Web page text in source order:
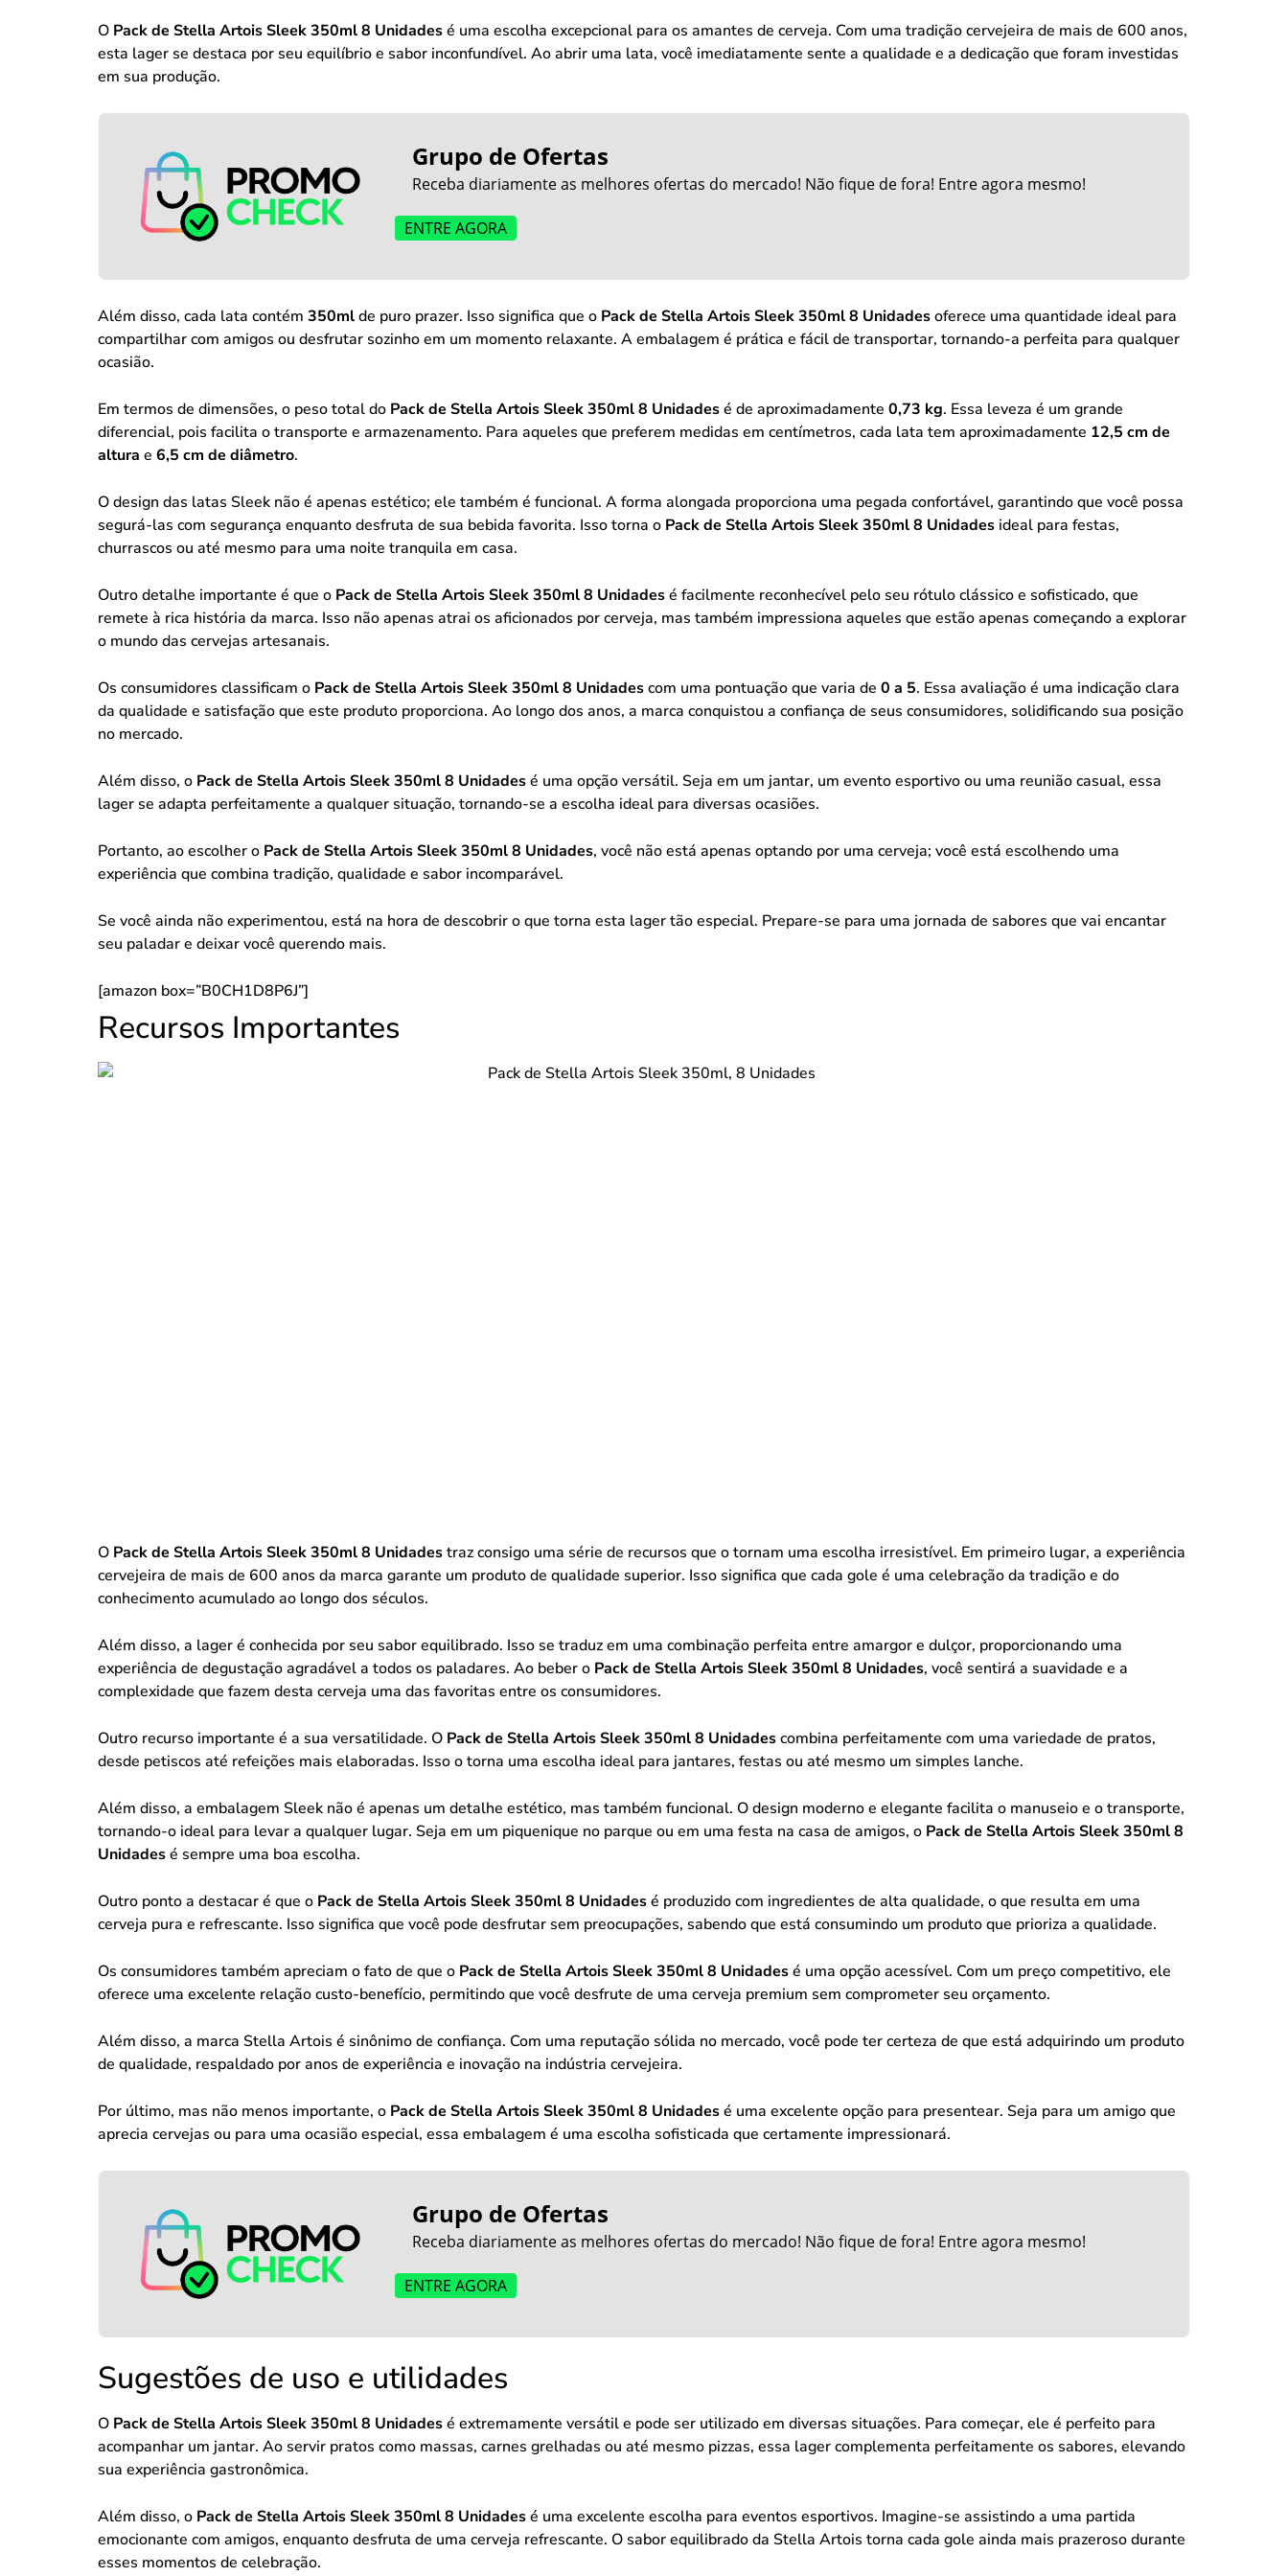
O Pack de Stella Artois Sleek 350ml 8 Unidadesé uma escolha excepcional para os amantes de cerveja. Com uma tradição cervejeira de mais de 600 anos,
esta lager se destaca por seu equilíbrio e sabor inconfundível. Ao abrir uma lata, você imediatamente sente a qualidade e a dedicação que foram investidas
em sua produção.
Grupo de Ofertas
Receba diariamente as melhores ofertas do mercado! Não fique de fora! Entre agora mesmo!
ENTRE AGORA
Além disso, cada lata contém 350mlde puro prazer. Isso significa que o Pack de Stella Artois Sleek 350ml 8 Unidadesoferece uma quantidade ideal para
compartilhar com amigos ou desfrutar sozinho em um momento relaxante. A embalagem é prática e fácil de transportar, tornando-a perfeita para qualquer
ocasião.
Em termos de dimensões, o peso total do Pack de Stella Artois Sleek 350ml 8 Unidadesé de aproximadamente 0,73 kg. Essa leveza é um grande
diferencial, pois facilita o transporte e armazenamento. Para aqueles que preferem medidas em centímetros, cada lata tem aproximadamente 12,5 cm de
altura e 6,5 cm de diâmetro.
O design das latas Sleek não é apenas estético; ele também é funcional. A forma alongada proporciona uma pegada confortável, garantindo que você possa
segurá-las com segurança enquanto desfruta de sua bebida favorita. Isso torna o Pack de Stella Artois Sleek 350ml 8 Unidades ideal para festas,
churrascos ou até mesmo para uma noite tranquila em casa.
Outro detalhe importante é que o Pack de Stella Artois Sleek 350ml 8 Unidadesé facilmente reconhecível pelo seu rótulo clássico e sofisticado, que
remete à rica história da marca. Isso não apenas atrai os aficionados por cerveja, mas também impressiona aqueles que estão apenas começando a explorar
o mundo das cervejas artesanais.
Os consumidores classificam o Pack de Stella Artois Sleek 350ml 8 Unidadescom uma pontuação que varia de 0 a 5. Essa avaliação é uma indicação clara
da qualidade e satisfação que este produto proporciona. Ao longo dos anos, a marca conquistou a confiança de seus consumidores, solidificando sua posição
no mercado.
Além disso, o Pack de Stella Artois Sleek 350ml 8 Unidadesé uma opção versátil. Seja em um jantar, um evento esportivo ou uma reunião casual, essa
lager se adapta perfeitamente a qualquer situação, tornando-se a escolha ideal para diversas ocasiões.
Portanto, ao escolher o Pack de Stella Artois Sleek 350ml 8 Unidades, você não está apenas optando por uma cerveja; você está escolhendo uma
experiência que combina tradição, qualidade e sabor incomparável.
Se você ainda não experimentou, está na hora de descobrir o que torna esta lager tão especial. Prepare-se para uma jornada de sabores que vai encantar
seu paladar e deixar você querendo mais.
[amazon box=”B0CH1D8P6J”]
Recursos Importantes
O Pack de Stella Artois Sleek 350ml 8 Unidadestraz consigo uma série de recursos que o tornam uma escolha irresistível. Em primeiro lugar, a experiência
cervejeira de mais de 600 anos da marca garante um produto de qualidade superior. Isso significa que cada gole é uma celebração da tradição e do
conhecimento acumulado ao longo dos séculos.
Além disso, a lager é conhecida por seu sabor equilibrado. Isso se traduz em uma combinação perfeita entre amargor e dulçor, proporcionando uma
experiência de degustação agradável a todos os paladares. Ao beber o Pack de Stella Artois Sleek 350ml 8 Unidades, você sentirá a suavidade e a
complexidade que fazem desta cerveja uma das favoritas entre os consumidores.
Outro recurso importante é a sua versatilidade. O Pack de Stella Artois Sleek 350ml 8 Unidadescombina perfeitamente com uma variedade de pratos,
desde petiscos até refeições mais elaboradas. Isso o torna uma escolha ideal para jantares, festas ou até mesmo um simples lanche.
Além disso, a embalagem Sleek não é apenas um detalhe estético, mas também funcional. O design moderno e elegante facilita o manuseio e o transporte,
tornando-o ideal para levar a qualquer lugar. Seja em um piquenique no parque ou em uma festa na casa de amigos, o Pack de Stella Artois Sleek 350ml 8
Unidadesé sempre uma boa escolha.
Outro ponto a destacar é que o Pack de Stella Artois Sleek 350ml 8 Unidadesé produzido com ingredientes de alta qualidade, o que resulta em uma
cerveja pura e refrescante. Isso significa que você pode desfrutar sem preocupações, sabendo que está consumindo um produto que prioriza a qualidade.
Os consumidores também apreciam o fato de que o Pack de Stella Artois Sleek 350ml 8 Unidadesé uma opção acessível. Com um preço competitivo, ele
oferece uma excelente relação custo-benefício, permitindo que você desfrute de uma cerveja premium sem comprometer seu orçamento.
Além disso, a marca Stella Artois é sinônimo de confiança. Com uma reputação sólida no mercado, você pode ter certeza de que está adquirindo um produto
de qualidade, respaldado por anos de experiência e inovação na indústria cervejeira.
Por último, mas não menos importante, o Pack de Stella Artois Sleek 350ml 8 Unidadesé uma excelente opção para presentear. Seja para um amigo que
aprecia cervejas ou para uma ocasião especial, essa embalagem é uma escolha sofisticada que certamente impressionará.
Grupo de Ofertas
Receba diariamente as melhores ofertas do mercado! Não fique de fora! Entre agora mesmo!
ENTRE AGORA
Sugestões de uso e utilidades
O Pack de Stella Artois Sleek 350ml 8 Unidadesé extremamente versátil e pode ser utilizado em diversas situações. Para começar, ele é perfeito para
acompanhar um jantar. Ao servir pratos como massas, carnes grelhadas ou até mesmo pizzas, essa lager complementa perfeitamente os sabores, elevando
sua experiência gastronômica.
Além disso, o Pack de Stella Artois Sleek 350ml 8 Unidadesé uma excelente escolha para eventos esportivos. Imagine-se assistindo a uma partida
emocionante com amigos, enquanto desfruta de uma cerveja refrescante. O sabor equilibrado da Stella Artois torna cada gole ainda mais prazeroso durante
esses momentos de celebração.